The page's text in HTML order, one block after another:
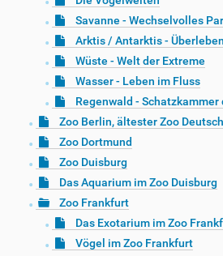
Savanne - Wechselvolles
Arktis / Antarktis -
Wüste - Welt der Extreme
Wasser - Leben im Fluss
Regenwald - Schatzkammer
Zoo Berlin, ältester Zoo
Zoo Dortmund
Zoo Duisburg
Das Aquarium im Zoo Duisburg
Zoo Frankfurt
Das Exotarium im Zoo
Vögel im Zoo Frankfurt